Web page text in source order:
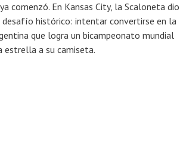
comenzó. En Kansas City, la Scaloneta dio
desafío histórico: intentar convertirse en la
que logra un bicampeonato mundial
estrella a su camiseta.